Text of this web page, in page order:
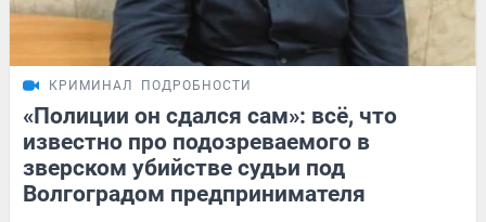
КРИМИНАЛ ПОДРОБНОСТИ
«Полиции он сдался сам»: всё, что
известно про подозреваемого в
зверском убийстве судьи под
Волгоградом предпринимателя